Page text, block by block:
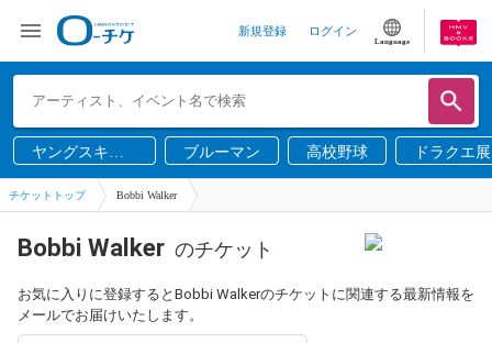
新規登録 ログイン
Language
ヤングスキニ
ー
ブルーマン 高校野球 ドラクエ展
チケットトップ Bobbi Walker
Bobbi Walker のチケット
お気に入りに登録するとBobbi Walkerのチケットに関連する最新情報を
メールでお届けいたします。